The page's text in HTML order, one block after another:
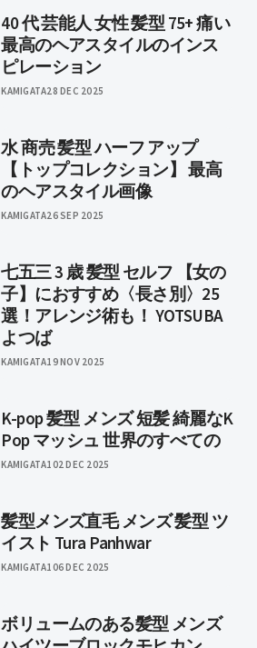
40 代 芸能人 女性 髪型 75+ 痛い
最高のヘアスタイルのインス
ピレーション
KAMIGATA28 DEC 2025
水 商売 髪型 ハーフ アップ
【トップコレクション】 最高
のヘアスタイル画像
KAMIGATA26 SEP 2025
七五三 3 歳 髪型 セルフ 【女の
子】におすすめ〈長さ別〉25
選！アレンジ術も！ YOTSUBA
よつば
KAMIGATA19 NOV 2025
K-pop 髪型 メンズ 短髪 綺麗なK
Pop マッシュ 世界のすべての
KAMIGATA102 DEC 2025
髪型メンズ直毛 メンズ 髪型 ツ
イスト Tura Panhwar
KAMIGATA106 DEC 2025
ボリュームのある髪型 メンズ